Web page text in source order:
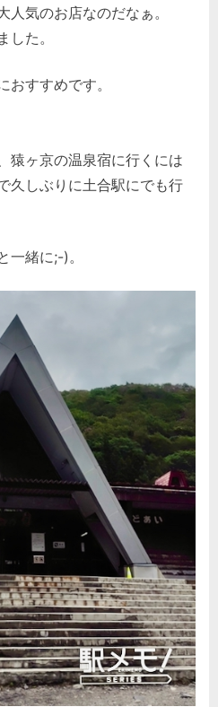
気のお店なのだなぁ。
した。
すすめです。
猿ヶ京の温泉宿に行くには
久しぶりに土合駅にでも行
一緒に;-)。